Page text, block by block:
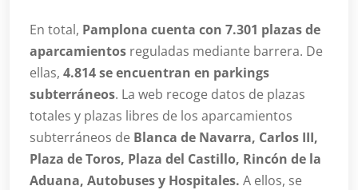
En total, Pamplona cuenta con 7.301 plazas de
aparcamientos reguladas mediante barrera. De
ellas, 4.814 se encuentran en parkings
subterráneos. La web recoge datos de plazas
totales y plazas libres de los aparcamientos
subterráneos de Blanca de Navarra, Carlos III,
Plaza de Toros, Plaza del Castillo, Rincón de la
Aduana, Autobuses y Hospitales. A ellos, se